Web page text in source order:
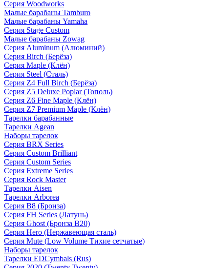
Серия Woodworks
Малые барабаны Tamburo
Малые барабаны Yamaha
Серия Stage Custom
Малые барабаны Zowag
Серия Aluminum (Алюминий)
Серия Birch (Берёза)
Серия Maple (Клён)
Серия Steel (Сталь)
Серия Z4 Full Birch (Берёза)
Серия Z5 Deluxe Poplar (Тополь)
Серия Z6 Fine Maple (Клён)
Серия Z7 Premium Maple (Клён)
Тарелки барабанные
Тарелки Agean
Наборы тарелок
Серия BRX Series
Серия Custom Brilliant
Серия Custom Series
Серия Extreme Series
Серия Rock Master
Тарелки Aisen
Тарелки Arborea
Серия B8 (Бронза)
Серия FH Series (Латунь)
Серия Ghost (Бронза B20)
Серия Hero (Нержавеющая сталь)
Серия Mute (Low Volume Тихие сетчатые)
Наборы тарелок
Тарелки EDCymbals (Rus)